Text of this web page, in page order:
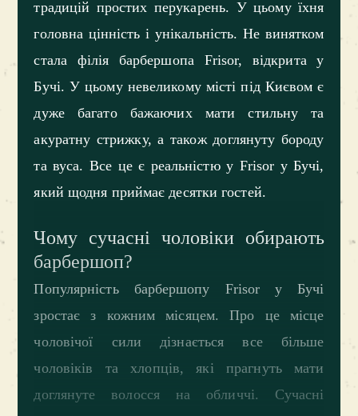
традицій простих перукарень. У цьому їхня
головна цінність і унікальність. Не винятком
стала філія барбершопа Frisor, відкрита у
Бучі. У цьому невеликому місті під Києвом є
дуже багато бажаючих мати стильну та
акуратну стрижку, а також доглянуту бороду
та вуса. Все це є реальністю у Frisor у Бучі,
який щодня приймає десятки гостей.
Чому сучасні чоловіки обирають
барбершоп?
Популярність барбершопу Frisor у Бучі
зростає з кожним місяцем. Про це місце
чоловічої сили дізнається все більше
чоловіків та хлопців, які прагнуть мати
доглянуте волосся на обличчі. Сучасні